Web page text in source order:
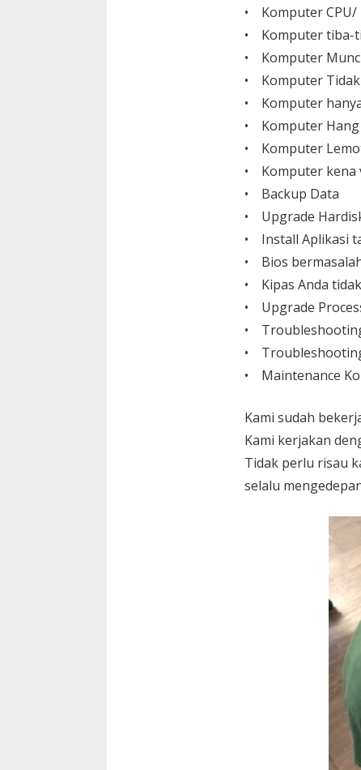
• Komputer
• Komputer tiba-
• Komputer
• Komputer Tidak
• Komputer
• Komputer Hang
• Komputer
• Komputer kena
• Backup Data
• Upgrade
• Install Aplikasi
• Bios
• Kipas Anda
• Upgrade
•
•
• Maintenance
Kami sudah
Kami kerjakan
Tidak perlu risau
selalu